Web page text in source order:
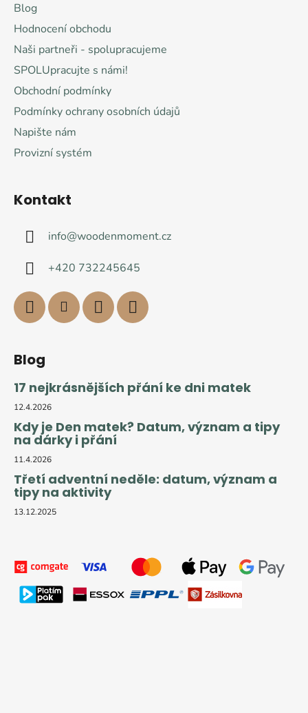
Blog
Hodnocení obchodu
Naši partneři - spolupracujeme
SPOLUpracujte s námi!
Obchodní podmínky
Podmínky ochrany osobních údajů
Napište nám
Provizní systém
Kontakt
info@woodenmoment.cz
+420 732245645
Blog
17 nejkrásnějších přání ke dni matek
12.4.2026
Kdy je Den matek? Datum, význam a tipy
na dárky i přání
11.4.2026
Třetí adventní neděle: datum, význam a
tipy na aktivity
13.12.2025